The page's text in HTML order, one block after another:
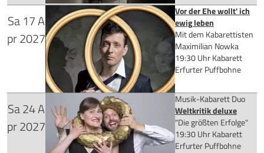
Tickets kaufen
Verlegt vom DASDIE LIVE
für 26,90 €
Mehr Infos
Tickets kaufen
Sa17A
pr2027
Vor der Ehe wollt' ich
ewig leben
Mit dem Kabarettisten
Maximilian Nowka
19:30 Uhr Kabarett
Erfurter Puffbohne
für 25,90 €
Sa24A
pr2027
Musik-Kabarett Duo
Weltkritik deluxe
"Die größten Erfolge"
19:30 Uhr Kabarett
Erfurter Puffbohne